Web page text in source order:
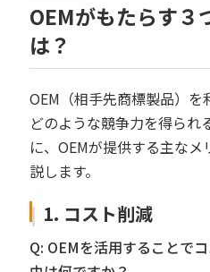
OEMがもたらす３
は？
OEM（相手先商標製品）
どのような競争力を得られ
に、OEMが提供する主な
説します。
1. コスト削減
Q: OEMを活用することで